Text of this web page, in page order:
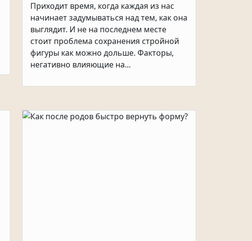
Приходит время, когда каждая из нас
начинает задумываться над тем, как она
выглядит. И не на последнем месте
стоит проблема сохранения стройной
фигуры как можно дольше. Факторы,
негативно влияющие на...